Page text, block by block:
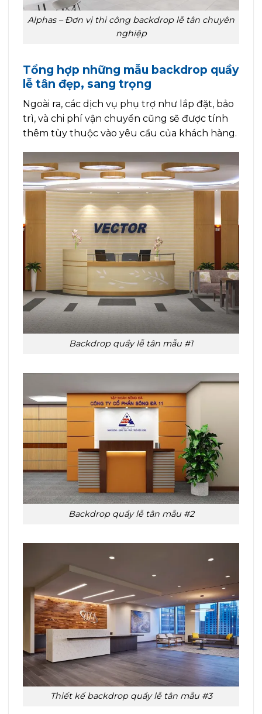
Alphas – Đơn vị thi công backdrop lễ tân chuyên
nghiệp
Tổng hợp những mẫu backdrop quầy
lễ tân đẹp, sang trọng
Ngoài ra, các dịch vụ phụ trợ như lắp đặt, bảo
trì, và chi phí vận chuyển cũng sẽ được tính
thêm tùy thuộc vào yêu cầu của khách hàng.
Backdrop quầy lễ tân mẫu #1
Backdrop quầy lễ tân mẫu #2
Thiết kế backdrop quầy lễ tân mẫu #3